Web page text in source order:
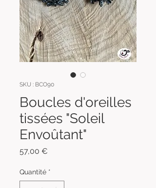
SKU : BCO90
Boucles d'oreilles
tissées "Soleil
Envoûtant"
57,00 €
Quantité *